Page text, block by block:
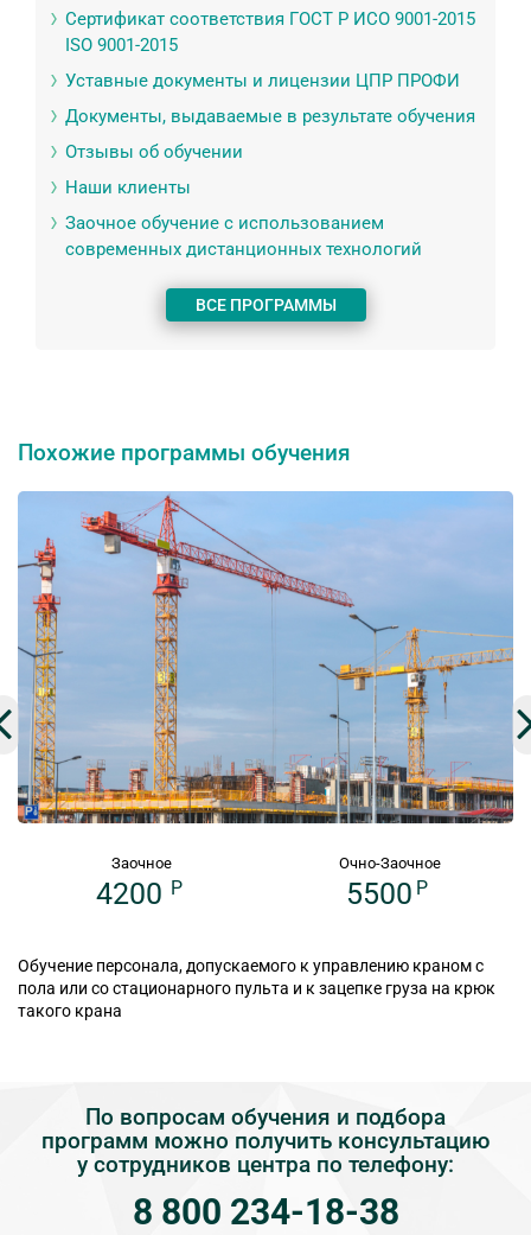
Сертификат соответствия ГОСТ Р ИСО 9001-2015
ISO 9001-2015
Уставные документы и лицензии ЦПР ПРОФИ
Документы, выдаваемые в результате обучения
Отзывы об обучении
Наши клиенты
Заочное обучение с использованием
современных дистанционных технологий
ВСЕ ПРОГРАММЫ
Похожие программы обучения
Заочное
4200 P
Очно-Заочное
5500 P
Обучение персонала, допускаемого к управлению краном с
пола или со стационарного пульта и к зацепке груза на крюк
такого крана
По вопросам обучения и подбора
программ можно получить консультацию
у сотрудников центра по телефону:
8 800 234-18-38